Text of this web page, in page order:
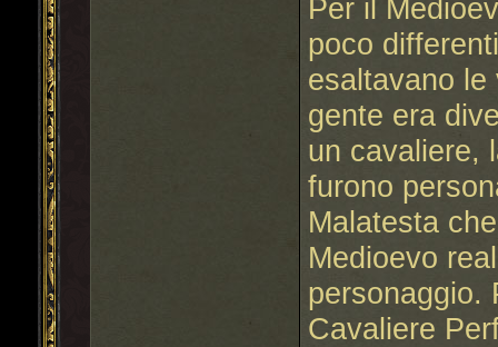
Per il
poco
esaltavano
gente era
un cavaliere,
furono
Malatesta
Medioevo
personaggio.
Cavaliere